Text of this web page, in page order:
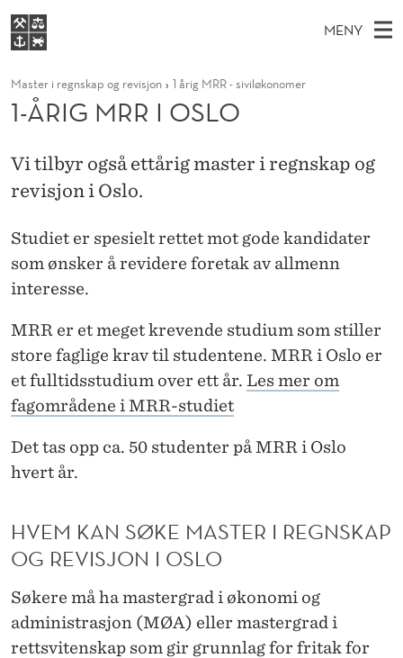
Å
R
G
R
R
O
S
L
O
MENY
O
V
D
M
N
Y
VIDEREUTDANNING
BIBLIOTEKET
Ø
I
N
T
T
E
T
Forsiden
Studier
Om NHH
Alumni
Master i regnskap og revisjon 1 årig MRR - siviløkonomer
1-ÅRIG MRR I OSLO
Vi tilbyr også ettårig master i regnskap og
revisjon i Oslo.
Studiet er spesielt rettet mot gode kandidater
som ønsker å revidere foretak av allmenn
interesse.
MRR er et meget krevende studium som stiller
store faglige krav til studentene. MRR i Oslo er
et fulltidsstudium over ett år. Les mer om
fagområdene i MRR-studiet
Det tas opp ca. 50 studenter på MRR i Oslo
hvert år.
HVEM KAN SØKE MASTER I REGNSKAP
OG REVISJON I OSLO
Søkere må ha mastergrad i økonomi og
administrasjon (MØA) eller mastergrad i
rettsvitenskap som gir grunnlag for fritak for